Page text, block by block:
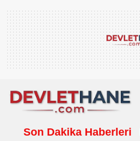
Son Dakika Haberleri